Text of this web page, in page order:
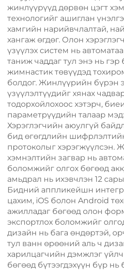
жинлүүрүүд дөрвөн цэгт
технологийг ашиглан
хамгийн нарийвчлалтай,
хангаж өгдөг. Олон
үзүүлэх систем нь
таниж чаддаг тул энэ нь
жимнастик төвүүдэд
болдог. Жинлүүрийн бүрэн
үзүүлэлтүүдийг хянах
тодорхойлохоос хэтэрч,
параметрүүдийн талаар
Хэрэглэгчийн аюулгүй
бид өгөгдлийн
протоколыг хэрэгжүүлсэн.
хэмнэлтийн загвар нь
боломжийг олгох бөгөөд
амьдрал нь ихэвчлэн 12
Бидний аппликейшн
цахим, iOS болон Android
ажилладаг бөгөөд олон
экспортлох боломжийг
дизайн нь бага өндөртэй,
тул ванн өрөөний аль ч
харилцагчийн дэмжлэг
бөгөөд бүтээгдэхүүн бүр нь